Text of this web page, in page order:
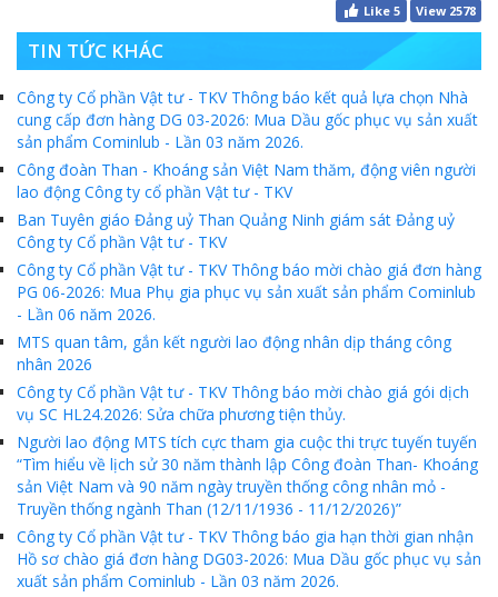
Like 5 View 2578
TIN TỨC KHÁC
Công ty Cổ phần Vật tư - TKV Thông báo kết quả lựa chọn Nhà
cung cấp đơn hàng DG 03-2026: Mua Dầu gốc phục vụ sản xuất
sản phẩm Cominlub - Lần 03 năm 2026.
Công đoàn Than - Khoáng sản Việt Nam thăm, động viên người
lao động Công ty cổ phần Vật tư - TKV
Ban Tuyên giáo Đảng uỷ Than Quảng Ninh giám sát Đảng uỷ
Công ty Cổ phần Vật tư - TKV
Công ty Cổ phần Vật tư - TKV Thông báo mời chào giá đơn hàng
PG 06-2026: Mua Phụ gia phục vụ sản xuất sản phẩm Cominlub
- Lần 06 năm 2026.
MTS quan tâm, gắn kết người lao động nhân dịp tháng công
nhân 2026
Công ty Cổ phần Vật tư - TKV Thông báo mời chào giá gói dịch
vụ SC HL24.2026: Sửa chữa phương tiện thủy.
Người lao động MTS tích cực tham gia cuộc thi trực tuyến tuyến
“Tìm hiểu về lịch sử 30 năm thành lập Công đoàn Than- Khoáng
sản Việt Nam và 90 năm ngày truyền thống công nhân mỏ -
Truyền thống ngành Than (12/11/1936 - 11/12/2026)”
Công ty Cổ phần Vật tư - TKV Thông báo gia hạn thời gian nhận
Hồ sơ chào giá đơn hàng DG03-2026: Mua Dầu gốc phục vụ sản
xuất sản phẩm Cominlub - Lần 03 năm 2026.